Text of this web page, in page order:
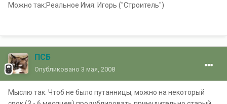
Можно так:Реальное Имя: Игорь ("Строитель")
ПСБ
Опубликовано 3 мая, 2008
Мыслю так. Чтоб не было путанницы, можно на некоторый